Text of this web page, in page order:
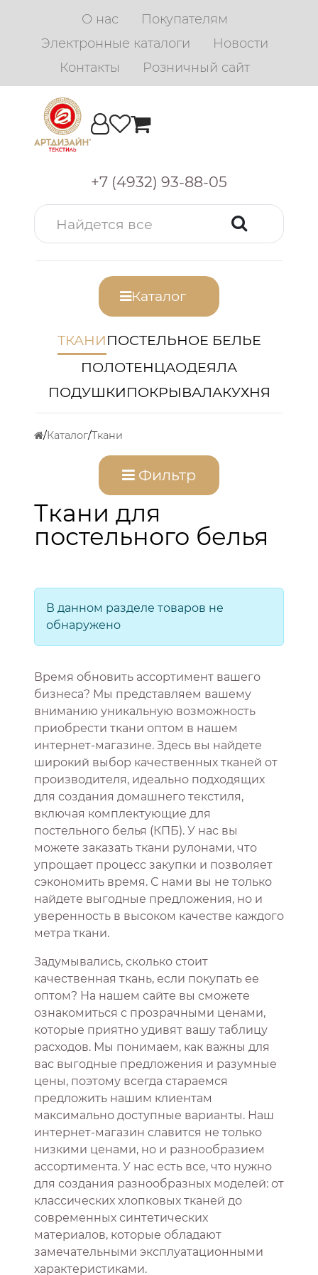
О нас
Покупателям
Электронные каталоги
Новости
Контакты
Розничный сайт
+7 (4932) 93-88-05
Каталог
ТКАНИПОСТЕЛЬНОЕ БЕЛЬЕ
ПОЛОТЕНЦАОДЕЯЛА
ПОДУШКИПОКРЫВАЛАКУХНЯ
Каталог Ткани
Фильтр
Ткани для
постельного белья
В данном разделе товаров не
обнаружено
Время обновить ассортимент вашего
бизнеса? Мы представляем вашему
вниманию уникальную возможность
приобрести ткани оптом в нашем
интернет-магазине. Здесь вы найдете
широкий выбор качественных тканей от
производителя, идеально подходящих
для создания домашнего текстиля,
включая комплектующие для
постельного белья (КПБ). У нас вы
можете заказать ткани рулонами, что
упрощает процесс закупки и позволяет
сэкономить время. С нами вы не только
найдете выгодные предложения, но и
уверенность в высоком качестве каждого
метра ткани.
Задумывались, сколько стоит
качественная ткань, если покупать ее
оптом? На нашем сайте вы сможете
ознакомиться с прозрачными ценами,
которые приятно удивят вашу таблицу
расходов. Мы понимаем, как важны для
вас выгодные предложения и разумные
цены, поэтому всегда стараемся
предложить нашим клиентам
максимально доступные варианты. Наш
интернет-магазин славится не только
низкими ценами, но и разнообразием
ассортимента. У нас есть все, что нужно
для создания разнообразных моделей: от
классических хлопковых тканей до
современных синтетических
материалов, которые обладают
замечательными эксплуатационными
характеристиками.